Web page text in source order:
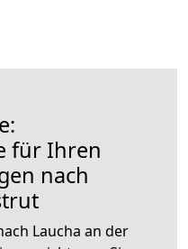
für Ihren
nach
Laucha an der